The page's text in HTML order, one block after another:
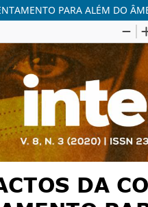
PARA ALÉM DO